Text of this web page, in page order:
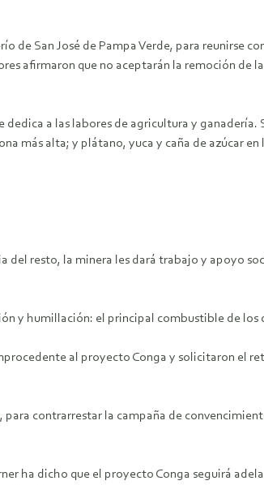
de San José de Pampa Verde, para reunirse
afirmaron que no aceptarán la remoción de
a las labores de agricultura y ganadería.
más alta; y plátano, yuca y caña de azúcar en
del resto, la minera les dará trabajo y apoyo
y humillación: el principal combustible de los
al proyecto Conga y solicitaron el
contrarrestar la campaña de
ha dicho que el proyecto Conga seguirá